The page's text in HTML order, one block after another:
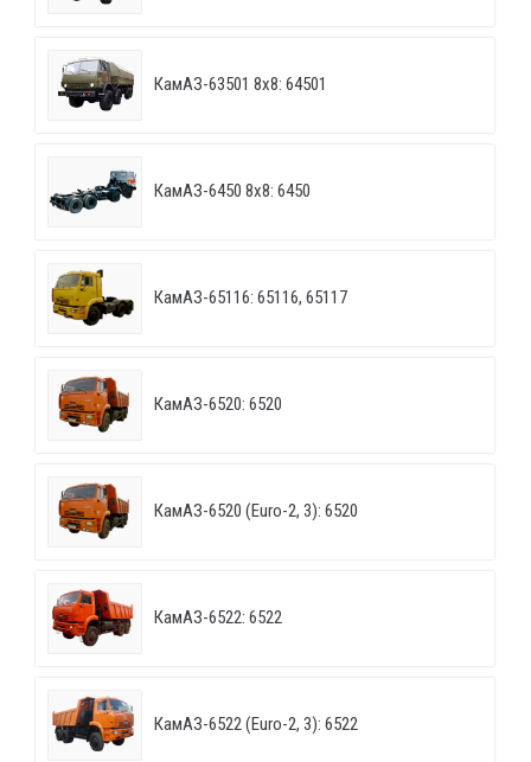
КамАЗ-63501 8х8: 64501
КамАЗ-6450 8х8: 6450
КамАЗ-65116: 65116, 65117
КамАЗ-6520: 6520
КамАЗ-6520 (Euro-2, 3): 6520
КамАЗ-6522: 6522
КамАЗ-6522 (Euro-2, 3): 6522